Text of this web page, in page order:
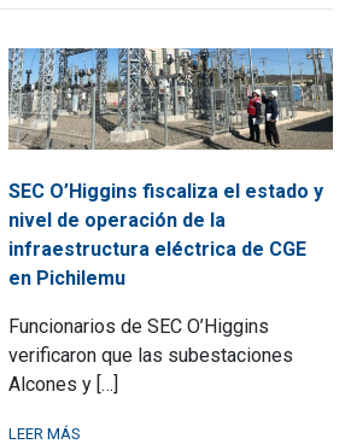
SEC O’Higgins fiscaliza el estado y
nivel de operación de la
infraestructura eléctrica de CGE
en Pichilemu
Funcionarios de SEC O’Higgins
verificaron que las subestaciones
Alcones y […]
LEER MÁS